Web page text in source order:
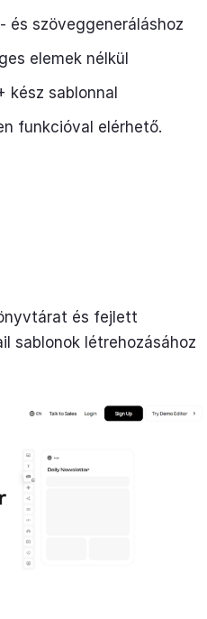
és szöveggeneráláshoz
elemek nélkül
kész sablonnal
funkcióval elérhető.
és fejlett
sablonok létrehozásához